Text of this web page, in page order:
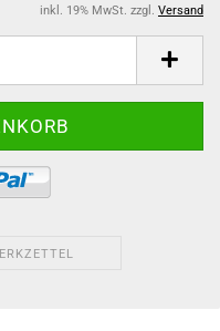
inkl. 19% MwSt. zzgl. Versand